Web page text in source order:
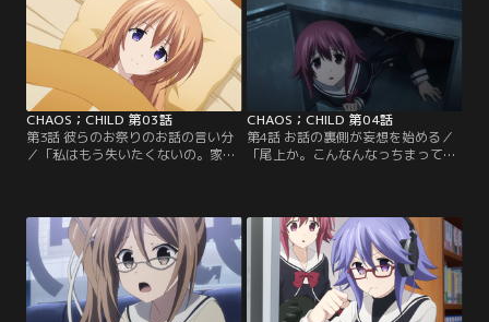
弟……。なんかやらしいですね」2件
連続して渋谷で発生した不気味な変
死事件。その真相を追っていた宮代
拓留は、6年前にも同様の事件が、
やはり渋谷で…。
かのように、渋谷の街でひそかに蔓
延していた。力士シールの存在にい
ちはやく気づいて舞い上がっていた
拓留だが、それは彼だけではなく、
ある人物も同様で…。
CHAOS；CHILD 第03話
第3話 彼らのお祭りのお話の言い分
／「私はもう失いたくないの。家族
悔やみきれないこと。たいせつな人
が自分を案じている……襲撃事件を
通じてそのことを実感した拓留は、
かつて逃げ出した青葉寮で“家族”の
温かみを思い出し、とめどなく涙を
溢れさせた。
CHAOS；CHILD 第04話
第4話 お話の裏側が妄想を始める／
「尾上か。こんなんなっちまって。
留たちは、不気味な暗闇の中、しん
と静まり返った廊下を慎重に進んで
いく。めざすは精神病棟。だが夜の
病院はただでさえ気味が悪いのに、
人体を切り刻む解剖室や、寂れた地
下施設に踏み込むことに…。